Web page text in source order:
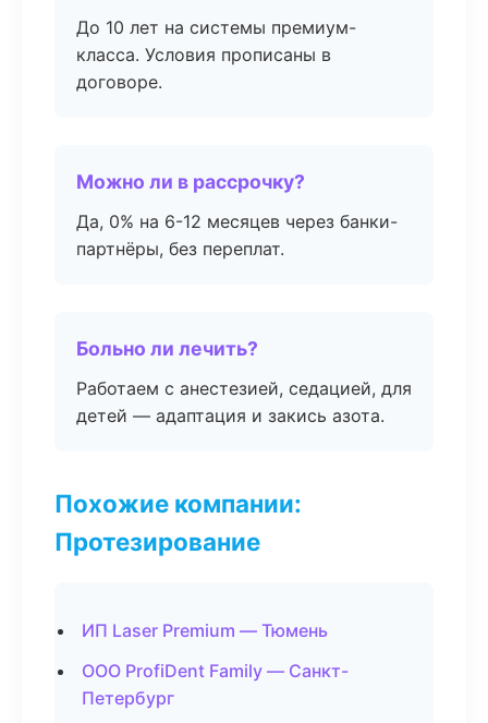
До 10 лет на системы премиум-
класса. Условия прописаны в
договоре.
Можно ли в рассрочку?
Да, 0% на 6-12 месяцев через банки-
партнёры, без переплат.
Больно ли лечить?
Работаем с анестезией, седацией, для
детей — адаптация и закись азота.
Похожие компании:
Протезирование
ИП Laser Premium — Тюмень
ООО ProfiDent Family — Санкт-
Петербург